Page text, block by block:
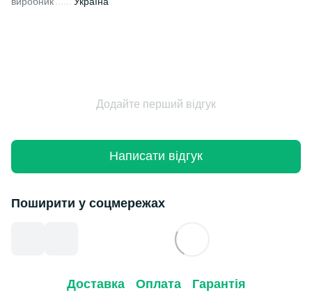
Додайте перший відгук
Написати відгук
Поширити у соцмережах
Доставка Оплата Гарантія